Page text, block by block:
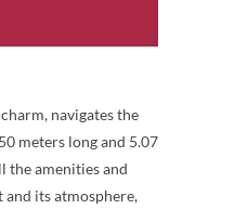
navigates the
meters long and 5.07
the amenities and
and its atmosphere,